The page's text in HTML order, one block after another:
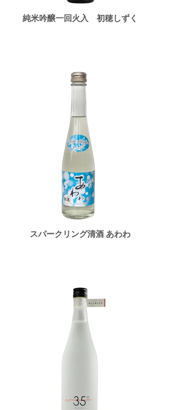
純米吟醸一回火入 初穂しずく
スパークリング清酒 あわわ